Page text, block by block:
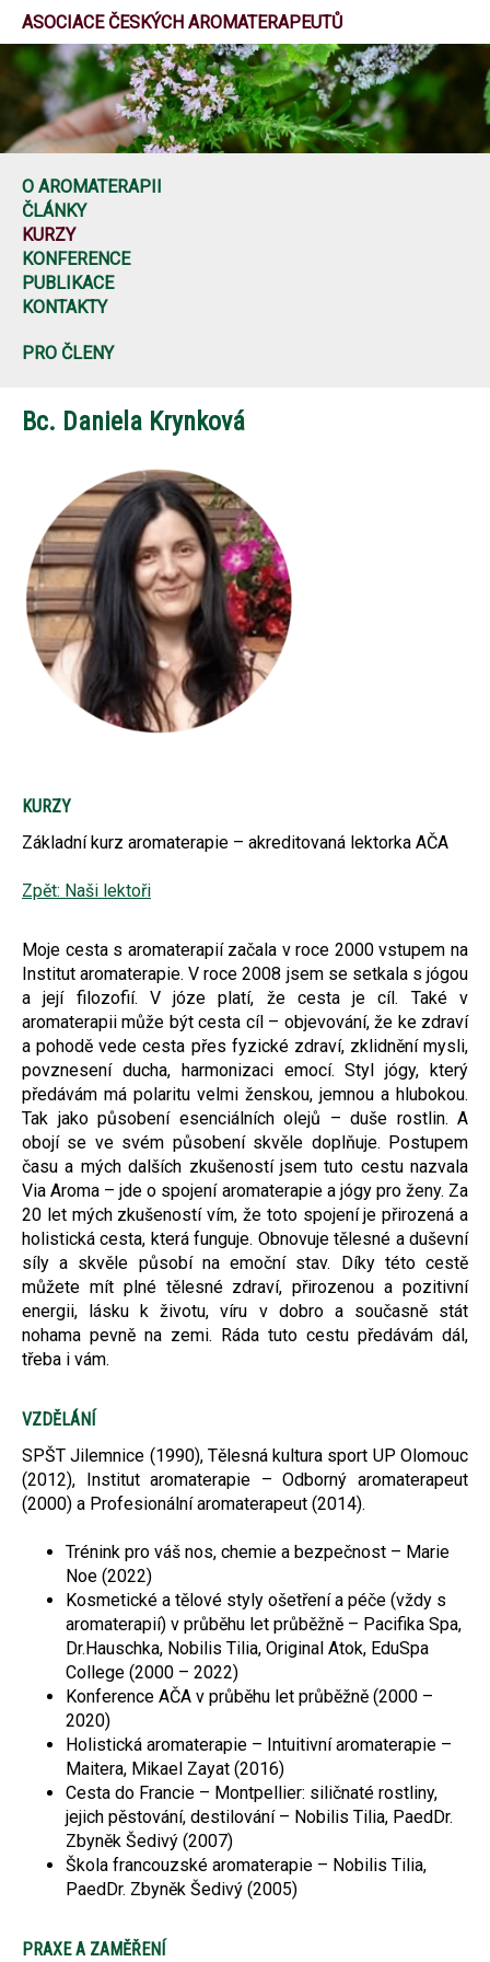
ASOCIACE ČESKÝCH AROMATERAPEUTŮ
O AROMATERAPII
ČLÁNKY
KURZY
KONFERENCE
PUBLIKACE
KONTAKTY
PRO ČLENY
Bc. Daniela Krynková
KURZY
Základní kurz aromaterapie – akreditovaná lektorka AČA
Zpět: Naši lektoři
Moje cesta s aromaterapií začala v roce 2000 vstupem na
Institut aromaterapie. V roce 2008 jsem se setkala s jógou
a její filozofií. V józe platí, že cesta je cíl. Také v
aromaterapii může být cesta cíl – objevování, že ke zdraví
a pohodě vede cesta přes fyzické zdraví, zklidnění mysli,
povznesení ducha, harmonizaci emocí. Styl jógy, který
předávám má polaritu velmi ženskou, jemnou a hlubokou.
Tak jako působení esenciálních olejů – duše rostlin. A
obojí se ve svém působení skvěle doplňuje. Postupem
času a mých dalších zkušeností jsem tuto cestu nazvala
Via Aroma – jde o spojení aromaterapie a jógy pro ženy. Za
20 let mých zkušeností vím, že toto spojení je přirozená a
holistická cesta, která funguje. Obnovuje tělesné a duševní
síly a skvěle působí na emoční stav. Díky této cestě
můžete mít plné tělesné zdraví, přirozenou a pozitivní
energii, lásku k životu, víru v dobro a současně stát
nohama pevně na zemi. Ráda tuto cestu předávám dál,
třeba i vám.
VZDĚLÁNÍ
SPŠT Jilemnice (1990), Tělesná kultura sport UP Olomouc
(2012), Institut aromaterapie – Odborný aromaterapeut
(2000) a Profesionální aromaterapeut (2014).
Trénink pro váš nos, chemie a bezpečnost – Marie
Noe (2022)
Kosmetické a tělové styly ošetření a péče (vždy s
aromaterapií) v průběhu let průběžně – Pacifika Spa,
Dr.Hauschka, Nobilis Tilia, Original Atok, EduSpa
College (2000 – 2022)
Konference AČA v průběhu let průběžně (2000 –
2020)
Holistická aromaterapie – Intuitivní aromaterapie –
Maitera, Mikael Zayat (2016)
Cesta do Francie – Montpellier: siličnaté rostliny,
jejich pěstování, destilování – Nobilis Tilia, PaedDr.
Zbyněk Šedivý (2007)
Škola francouzské aromaterapie – Nobilis Tilia,
PaedDr. Zbyněk Šedivý (2005)
PRAXE A ZAMĚŘENÍ